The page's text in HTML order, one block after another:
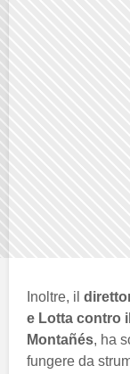
Inoltre, il
e Lotta contro
Montañés, ha
fungere da